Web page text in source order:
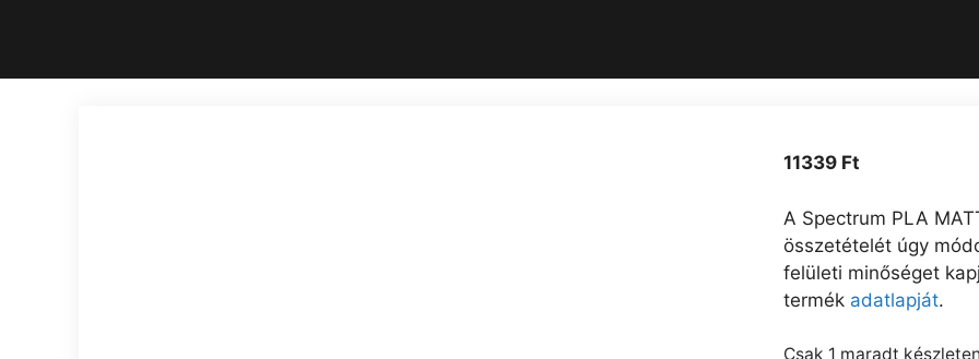
11339 Ft
A Spectrum PLA
összetételét úgy
felületi minőséget
termék adatlapját.
Csak 1 maradt